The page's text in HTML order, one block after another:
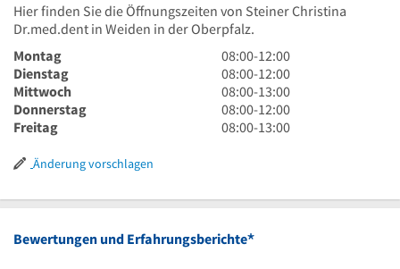
Hier finden Sie die Öffnungszeiten von Steiner Christina
Dr.med.dent in Weiden in der Oberpfalz.
Montag
8
Uhr
bis
12
Uhr
08:00-12:00
Dienstag
8
Uhr
bis
12
08:00-12:00
Mittwoch
8
Uhr
bis
08:00-13:00
Donnerstag
8
Uhr
08:00-12:00
Freitag
8
Uhr
08:00-13:00
Änderung vorschlagen
Bewertungen und Erfahrungsberichte*